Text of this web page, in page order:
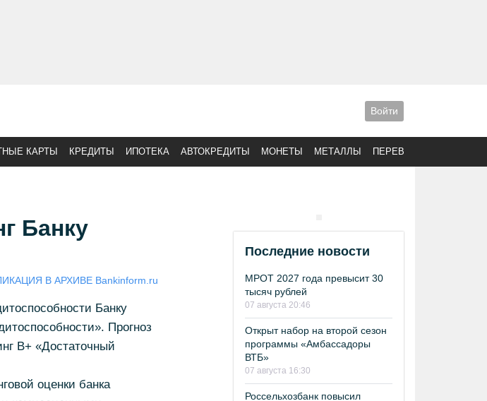
Войти
КАРТЫ КРЕДИТЫ ИПОТЕКА АВТОКРЕДИТЫ МОНЕТЫ МЕТАЛЛЫ ПЕРЕВОДЫ
Банку
В АРХИВЕ Bankinform.ru
Банку
Прогноз
В+ «Достаточный
оценки банка
Последние новости
МРОТ 2027 года превысит 30
тысяч рублей
07 августа 20:46
Открыт набор на второй сезон
программы «Амбассадоры
ВТБ»
07 августа 16:30
Россельхозбанк повысил